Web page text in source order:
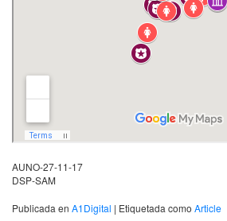
AUNO-27-11-17
DSP-SAM
Publicada en A1Digital | Etiquetada como Article